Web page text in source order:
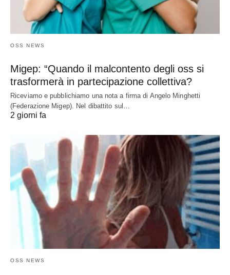
OSS NEWS
Migep: “Quando il malcontento degli oss si
trasformerà in partecipazione collettiva?
Riceviamo e pubblichiamo una nota a firma di Angelo Minghetti
(Federazione Migep). Nel dibattito sul…
2 giorni fa
OSS NEWS